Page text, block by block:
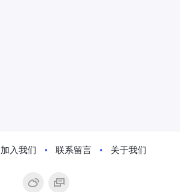
加入我们 联系留言 关于我们